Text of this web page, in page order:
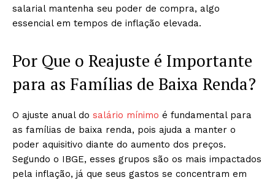
salarial mantenha seu poder de compra, algo
essencial em tempos de inflação elevada.
Por Que o Reajuste é Importante
para as Famílias de Baixa Renda?
O ajuste anual do salário mínimo é fundamental para
as famílias de baixa renda, pois ajuda a manter o
poder aquisitivo diante do aumento dos preços.
Segundo o IBGE, esses grupos são os mais impactados
pela inflação, já que seus gastos se concentram em